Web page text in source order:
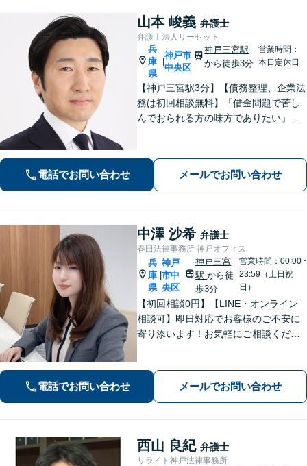
山本 峻義 弁護士
弁護士法人リーセット
兵
庫
県
神戸市
中央区
神戸三宮駅
から徒歩3分
営業時間：
本日定休日
【神戸三宮駅3分】【債務整理、企業法
務は初回相談無料】「借金問題で苦し
んでおられる方の味方でありたい」
EやChatworkなどに対応」
電話でお問い合わせ メールでお問い合わせ
中澤 沙希 弁護士
春田法律事務所 神戸オフィス
兵
庫
県
神戸
市中
央区
神戸三宮
駅から徒
歩3分
営業時間：00:00~
23:59（土日祝
日）
【初回相談0円】【LINE・オンライン
相談可】即日対応でお客様のご不安に
寄り添います！お気軽にご相談くださ
電話でお問い合わせ メールでお問い合わせ
西山 良紀 弁護士
リライト神戸法律事務所